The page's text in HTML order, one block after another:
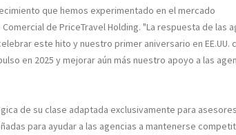
que hemos experimentado en el mercado
de PriceTravel Holding. "La respuesta de las
este hito y nuestro primer aniversario en EE.UU.
en 2025 y mejorar aún más nuestro apoyo a las
de su clase adaptada exclusivamente para
para ayudar a las agencias a mantenerse